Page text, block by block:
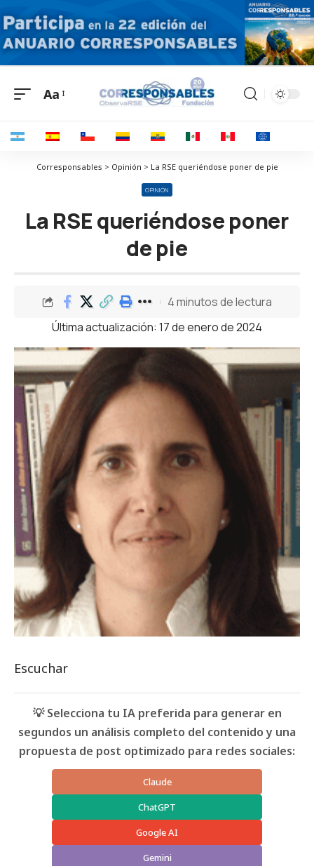
Aa
Corresponsables > Opinión > La RSE queriéndose poner de pie
OPINIÓN
La RSE queriéndose poner
de pie
Última actualización: 17 de enero de 2024
4 minutos de lectura
Escuchar
💡 Selecciona tu IA preferida para generar en
segundos un análisis completo del contenido y una
propuesta de post optimizado para redes sociales:
Claude
ChatGPT
Google AI
Gemini